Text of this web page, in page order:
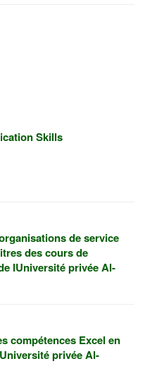
Skills
de service
des cours de
lUniversité privée Al-
compétences Excel en
privée Al-